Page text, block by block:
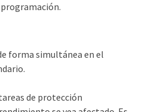
forma simultánea en el
de protección